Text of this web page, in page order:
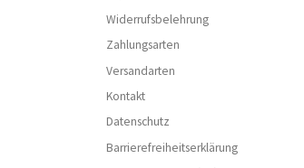
Widerrufsbelehrung
Zahlungsarten
Versandarten
Kontakt
Datenschutz
Barrierefreiheitserklärung